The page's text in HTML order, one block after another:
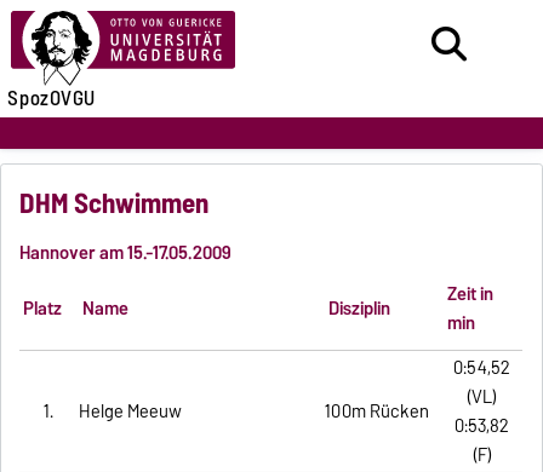
SpozOVGU
DHM Schwimmen
Hannover am 15.-17.05.2009
Platz
Name Disziplin
Zeit in
min
1. Helge Meeuw 100m Rücken
0:54,52
(VL)
0:53,82
(F)